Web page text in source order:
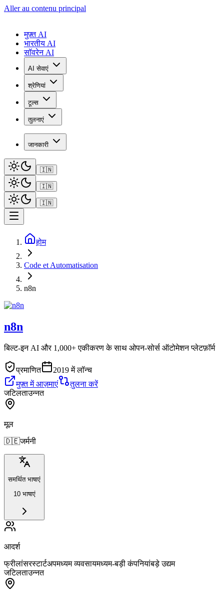
Aller au contenu principal
मुफ़्त AI
भारतीय AI
सॉवरेन AI
AI सेवाएं
श्रेणियां
टूल्स
तुलनाएं
जानकारी
🇮🇳
🇮🇳
🇮🇳
होम
Code et Automatisation
n8n
n8n
बिल्ट-इन AI और 1,000+ एकीकरण के साथ ओपन-सोर्स ऑटोमेशन प्लेटफ़ॉर्म
प्रमाणित
2019 में लॉन्च
मुफ़्त में आज़माएं
तुलना करें
जटिलताउन्नत
मूल
🇩🇪जर्मनी
समर्थित भाषाएं
10 भाषाएं
आदर्श
फ्रीलांसरस्टार्टअपमध्यम व्यवसायमध्यम-बड़ी कंपनियांबड़े उद्यम
जटिलताउन्नत